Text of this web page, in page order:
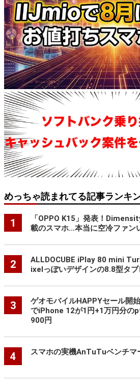
めっちゃ読まれてる記事ランキ
1
「OPPO K15」発表！
載のスマホ…本当に空冷ファン
2
ALLDOCUBE iPlay 80 mini
ixelっぽいデザインの8.8型タブ
3
ゲオモバイルHAPPYセール開
でiPhone 12が1円+1万円分の
900円
4 スマホの実機AnTuTuベンチマ